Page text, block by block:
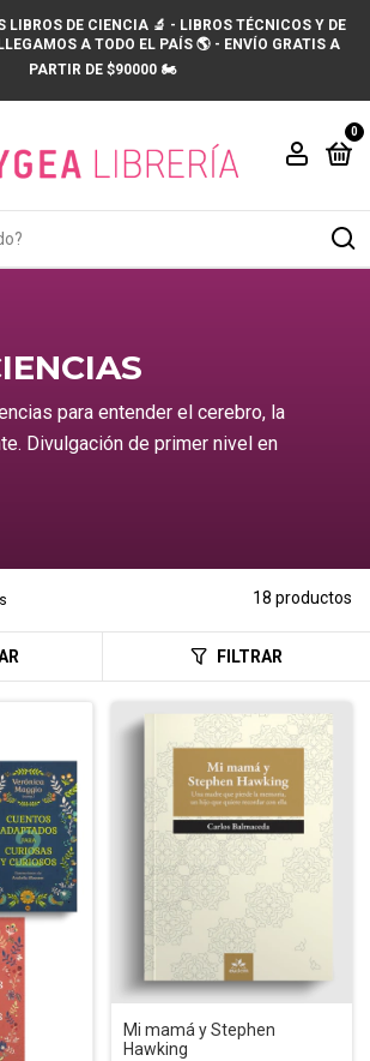
LIBROS DE CIENCIA 🔬 - LIBROS TÉCNICOS Y DE
A TODO EL PAÍS 🌎 - ENVÍO GRATIS A
PARTIR DE $90000 🏍️
0
para entender el cerebro, la
Divulgación de primer nivel en
18 productos
FILTRAR
Mi mamá y Stephen
Hawking